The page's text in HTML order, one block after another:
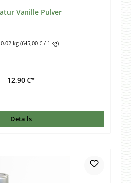
Vanille Pulver
0.02 kg (645,00 € / 1 kg)
12,90 €*
Details